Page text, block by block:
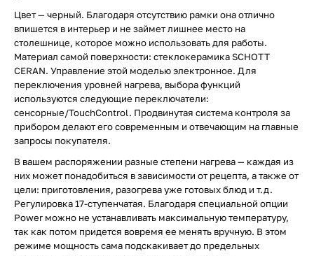
Цвет — черный. Благодаря отсутствию рамки она отлично
впишется в интерьер и не займет лишнее место на
столешнице, которое можно использовать для работы.
Материал самой поверхности: стеклокерамика SCHOTT
CERAN. Управление этой моделью электронное. Для
переключения уровней нагрева, выбора функций
используются следующие переключатели:
сенсорные/TouchControl. Продвинутая система контроля за
прибором делают его современным и отвечающим на главные
запросы покупателя.
В вашем распоряжении разные степени нагрева — каждая из
них может понадобиться в зависимости от рецепта, а также от
цели: приготовления, разогрева уже готовых блюд и т.д.
Регулировка 17-ступенчатая. Благодаря специальной опции
Power можно не устанавливать максимальную температуру,
так как потом придется вовремя ее менять вручную. В этом
режиме мощность сама подскакивает до предельных